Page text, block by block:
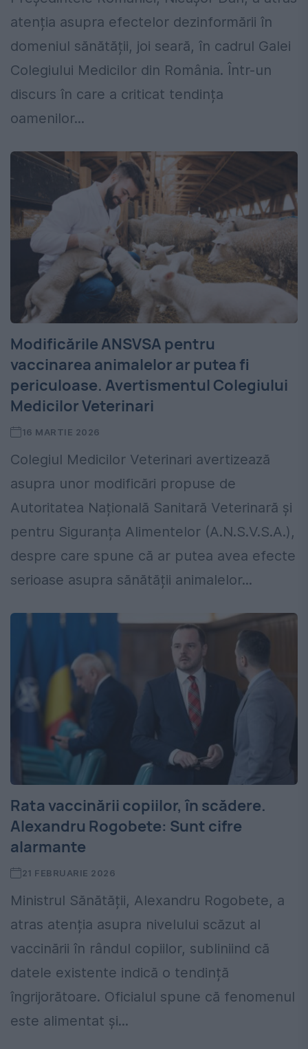
atenția asupra efectelor dezinformării în
domeniul sănătății, joi seară, în cadrul Galei
Colegiului Medicilor din România. Într-un
discurs în care a criticat tendința
oamenilor...
Modificările ANSVSA pentru
vaccinarea animalelor ar putea fi
periculoase. Avertismentul Colegiului
Medicilor Veterinari
16 MARTIE 2026
Colegiul Medicilor Veterinari avertizează
asupra unor modificări propuse de
Autoritatea Națională Sanitară Veterinară și
pentru Siguranța Alimentelor (A.N.S.V.S.A.),
despre care spune că ar putea avea efecte
serioase asupra sănătății animalelor...
Rata vaccinării copiilor, în scădere.
Alexandru Rogobete: Sunt cifre
alarmante
21 FEBRUARIE 2026
Ministrul Sănătății, Alexandru Rogobete, a
atras atenția asupra nivelului scăzut al
vaccinării în rândul copiilor, subliniind că
datele existente indică o tendință
îngrijorătoare. Oficialul spune că fenomenul
este alimentat și...